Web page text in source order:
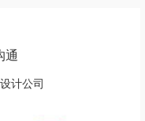
通
计公司